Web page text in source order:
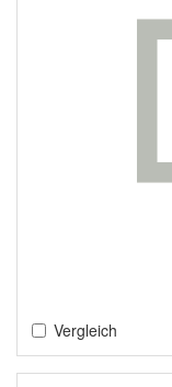
Vergleich